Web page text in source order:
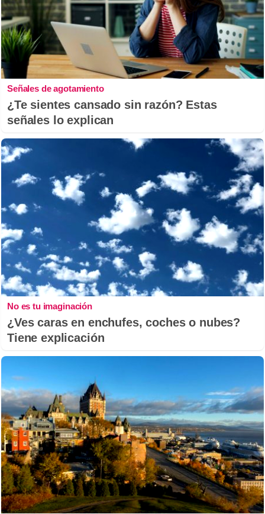
Señales de agotamiento
¿Te sientes cansado sin razón? Estas
señales lo explican
No es tu imaginación
¿Ves caras en enchufes, coches o nubes?
Tiene explicación